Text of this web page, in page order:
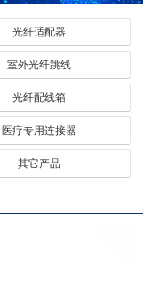
光纤适配器
室外光纤跳线
光纤配线箱
医疗专用连接器
其它产品